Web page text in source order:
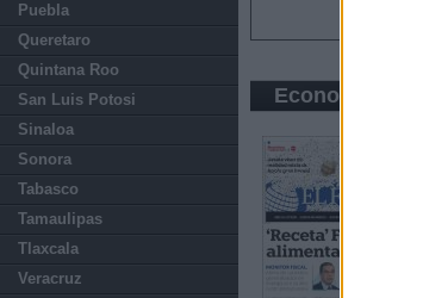
Puebla
Queretaro
Quintana Roo
San Luis Potosi
Sinaloa
Sonora
Tabasco
Tamaulipas
Tlaxcala
Veracruz
Economic press